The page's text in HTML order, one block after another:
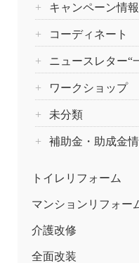
キャンペーン情報
コーディネート
ニュースレター“
ワークショップ
未分類
補助金・助成金
トイレリフォーム
マンションリフォー
介護改修
全面改装